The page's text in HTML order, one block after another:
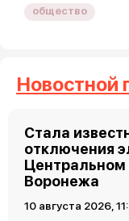
общество
Новостной
Стала
отключения
Центральном
Воронежа
10 августа 2026,